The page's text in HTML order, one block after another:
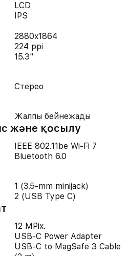
LCD
IPS
2880x1864
224 ppi
15.3"
Стерео
Жалпы бейнежады
және қосылу
IEEE 802.11be Wi-Fi 7
Bluetooth 6.0
1 (3.5-mm minijack)
2 (USB Type C)
12 MPix.
USB-C Power Adapter
USB-C to MagSafe 3 Cable